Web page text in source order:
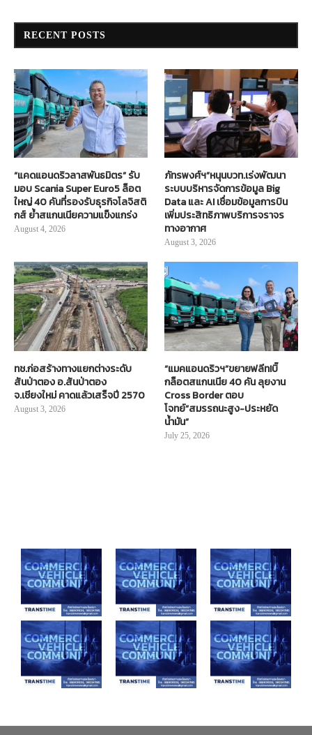
RECENT POSTS
“แคดแอนดริวลาสพันธมิตร” รับ
มอบ Scania Super Euro5 ล็อต
ใหญ่ 40 คันที่รองรับธุรกิจโลจิสติ
กส์ ย้ำสแกนเนียความแข็งแกร่ง
August 4, 2026
ภัทรพงศ์ฯ”หนุนบวท.เร่งพัฒนา
ระบบบริหารจัดการข้อมูล Big
Data และ AI เชื่อมข้อมูลการบิน
เพิ่มประสิทธิภาพบริการจราจร
ทางอากาศ
August 3, 2026
ทช.ก่อสร้างทางแยกต่างระดับ
สันป่าตอง อ.สันป่าตอง
จ.เชียงใหม่ คาดแล้วเสร็จปี 2570
August 3, 2026
“แมคแอนดริวฯ”ขยายฟลีท!บิ๊
กล็อตสแกนเนีย 40 คัน ลุยงาน
Cross Border ตอบ
โจทย์“สมรรถนะสูง-ประหยัด
น้ำมัน”
July 25, 2026